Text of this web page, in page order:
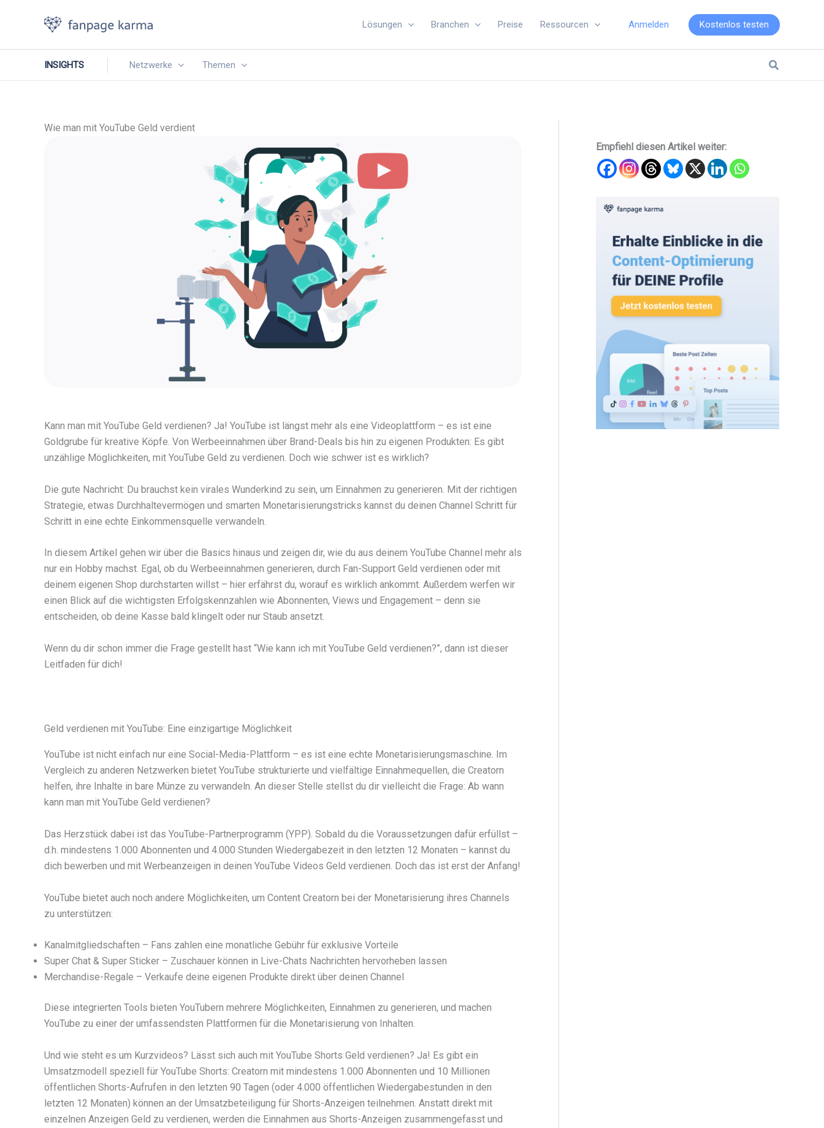
Lösungen Branchen Preise Ressourcen Anmelden Kostenlos testen
INSIGHTS Netzwerke Themen Suchen
Wie man mit YouTube Geld verdient
Kann man mit YouTube Geld verdienen? Ja! YouTube ist längst mehr als eine Videoplattform – es ist eine
Goldgrube für kreative Köpfe. Von Werbeeinnahmen über Brand-Deals bis hin zu eigenen Produkten: Es gibt
unzählige Möglichkeiten, mit YouTube Geld zu verdienen. Doch wie schwer ist es wirklich?
Die gute Nachricht: Du brauchst kein virales Wunderkind zu sein, um Einnahmen zu generieren. Mit der richtigen
Strategie, etwas Durchhaltevermögen und smarten Monetarisierungstricks kannst du deinen Channel Schritt für
Schritt in eine echte Einkommensquelle verwandeln.
In diesem Artikel gehen wir über die Basics hinaus und zeigen dir, wie du aus deinem YouTube Channel mehr als
nur ein Hobby machst. Egal, ob du Werbeeinnahmen generieren, durch Fan-Support Geld verdienen oder mit
deinem eigenen Shop durchstarten willst – hier erfährst du, worauf es wirklich ankommt. Außerdem werfen wir
einen Blick auf die wichtigsten Erfolgskennzahlen wie Abonnenten, Views und Engagement – denn sie
entscheiden, ob deine Kasse bald klingelt oder nur Staub ansetzt.
Wenn du dir schon immer die Frage gestellt hast “Wie kann ich mit YouTube Geld verdienen?”, dann ist dieser
Leitfaden für dich!
Geld verdienen mit YouTube: Eine einzigartige Möglichkeit
YouTube ist nicht einfach nur eine Social-Media-Plattform – es ist eine echte Monetarisierungsmaschine. Im
Vergleich zu anderen Netzwerken bietet YouTube strukturierte und vielfältige Einnahmequellen, die Creatorn
helfen, ihre Inhalte in bare Münze zu verwandeln. An dieser Stelle stellst du dir vielleicht die Frage: Ab wann
kann man mit YouTube Geld verdienen?
Das Herzstück dabei ist das YouTube-Partnerprogramm (YPP). Sobald du die Voraussetzungen dafür erfüllst –
d.h. mindestens 1.000 Abonnenten und 4.000 Stunden Wiedergabezeit in den letzten 12 Monaten – kannst du
dich bewerben und mit Werbeanzeigen in deinen YouTube Videos Geld verdienen. Doch das ist erst der Anfang!
YouTube bietet auch noch andere Möglichkeiten, um Content Creatorn bei der Monetarisierung ihres Channels
zu unterstützen:
Kanalmitgliedschaften – Fans zahlen eine monatliche Gebühr für exklusive Vorteile
Super Chat & Super Sticker – Zuschauer können in Live-Chats Nachrichten hervorheben lassen
Merchandise-Regale – Verkaufe deine eigenen Produkte direkt über deinen Channel
Diese integrierten Tools bieten YouTubern mehrere Möglichkeiten, Einnahmen zu generieren, und machen
YouTube zu einer der umfassendsten Plattformen für die Monetarisierung von Inhalten.
Und wie steht es um Kurzvideos? Lässt sich auch mit YouTube Shorts Geld verdienen? Ja! Es gibt ein
Umsatzmodell speziell für YouTube Shorts: Creatorn mit mindestens 1.000 Abonnenten und 10 Millionen
öffentlichen Shorts-Aufrufen in den letzten 90 Tagen (oder 4.000 öffentlichen Wiedergabestunden in den
letzten 12 Monaten) können an der Umsatzbeteiligung für Shorts-Anzeigen teilnehmen. Anstatt direkt mit
einzelnen Anzeigen Geld zu verdienen, werden die Einnahmen aus Shorts-Anzeigen zusammengefasst und
Empfiehl diesen Artikel weiter: